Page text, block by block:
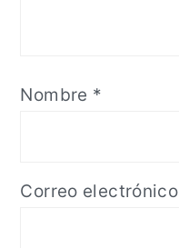
Nombre *
Correo electrónico